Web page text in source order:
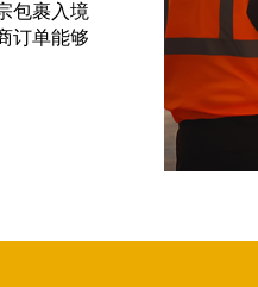
包裹入境
订单能够